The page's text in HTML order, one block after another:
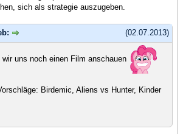
sich als strategie auszugeben.
(02.07.2013)
uns noch einen Film anschauen
Birdemic, Aliens vs Hunter, Kinder